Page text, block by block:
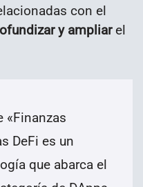
con el
y ampliarel
«Finanzas
DeFi es un
que abarca el